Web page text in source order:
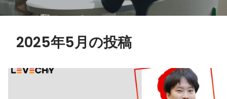
2025年5月の投稿